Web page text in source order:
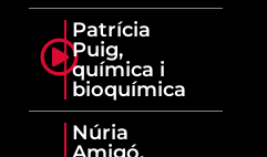
Patrícia
Puig,
química i
bioquímica
Núria